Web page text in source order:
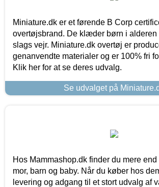
Miniature.dk er et førende B Corp
overtøjsbrand. De klæder børn i alderen
slags vejr. Miniature.dk overtøj er
genanvendte materialer og er 100% fri
Klik her for at se deres udvalg.
Se udvalget på
Hos Mammashop.dk finder du mere end
mor, barn og baby. Når du køber hos
levering og adgang til et stort udvalg af